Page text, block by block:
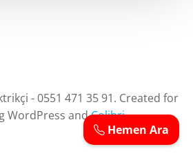
- 0551 471 35 91. Created for
WordPress andColibri
Hemen Ara